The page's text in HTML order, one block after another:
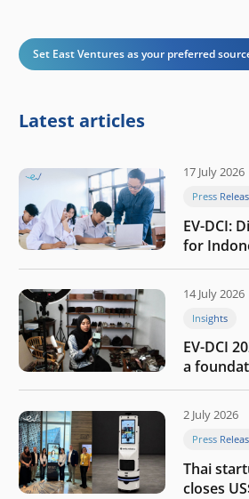
Set East Ventures as your preferred
Latest articles
17 July 2026
Press
EV-DCI:
for
the AI era
14 July 2026
Insights
EV-DCI
a
growth
2 July 2026
Press
Thai
closes